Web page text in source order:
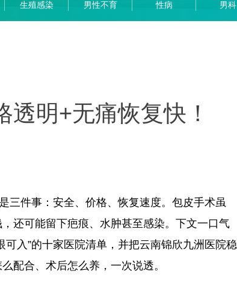
生殖感染 男性不育 性病 男科
明+无痛恢复快！
三件事：安全、价格、恢复速度。包皮手术虽
还可能留下疤痕、水肿甚至感染。下文一口气
入”的十家医院清单，并把云南锦欣九洲医院稳
配合、术后怎么养，一次说透。